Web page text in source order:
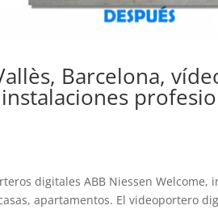
Barcelona,
digitales ABB Niessen Welcome,
apartamentos. El videoportero